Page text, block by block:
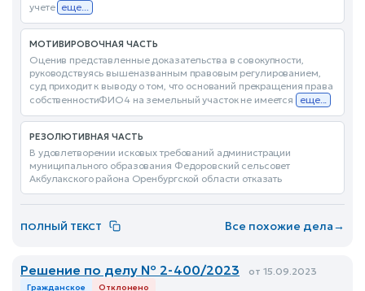
учете еще...
МОТИВИРОВОЧНАЯ ЧАСТЬ
Оценив представленные доказательства в совокупности,
руководствуясь вышеназванным правовым регулированием,
суд приходит к выводу о том, что оснований прекращения права
собственностиФИО4 на земельный участок не имеется
еще...
РЕЗОЛЮТИВНАЯ ЧАСТЬ
В удовлетворении исковых требований администрации
муниципального образования Федоровский сельсовет
Акбулакского района Оренбургской области отказать
ПОЛНЫЙ ТЕКСТ Все похожие дела→
Решение по делу № 2-400/2023 от 15.09.2023
Гражданское Отклонено